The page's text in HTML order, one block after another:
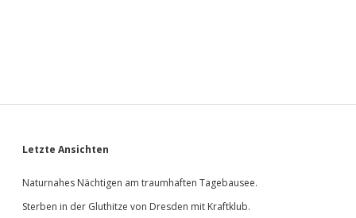
Sidebar
Letzte Ansichten
Naturnahes Nächtigen am traumhaften Tagebausee.
Sterben in der Gluthitze von Dresden mit Kraftklub.